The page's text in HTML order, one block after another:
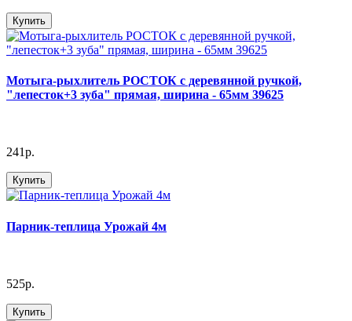
Купить
Мотыга-рыхлитель РОСТОК с деревянной ручкой,
"лепесток+3 зуба" прямая, ширина - 65мм 39625
241р.
Купить
Парник-теплица Урожай 4м
525р.
Купить